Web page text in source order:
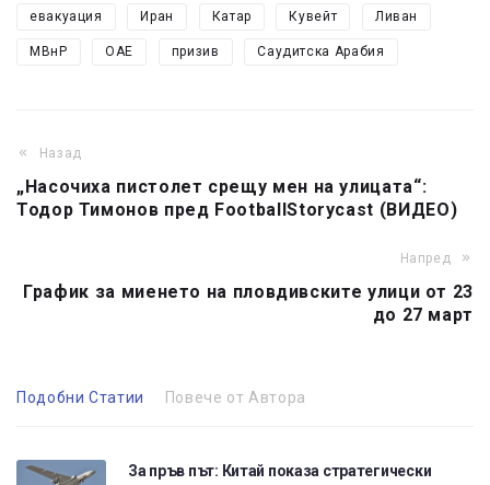
евакуация Иран Катар Кувейт Ливан
МВнР ОАЕ призив Саудитска Арабия
Назад
„Насочиха пистолет срещу мен на улицата“:
Тодор Тимонов пред FootballStorycast (ВИДЕО)
Напред
График за миенето на пловдивските улици от 23
до 27 март
Подобни Статии Повече от Автора
За пръв път: Китай показа стратегически